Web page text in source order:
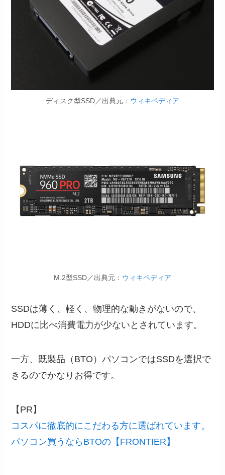
ディスク型SSD／出典元： ウィキペディア
M.2型SSD／出典元： ウィキペディア
SSDは薄く、軽く、物理的な動きがないので、
HDDに比べ消費電力が少ないとされています。
一方、既製品（BTO）パソコンではSSDを選択で
きるのでかなりお得です。
【PR】
コスパに徹底的にこだわる方に選ばれています。
パソコン買うならBTOの【FRONTIER】